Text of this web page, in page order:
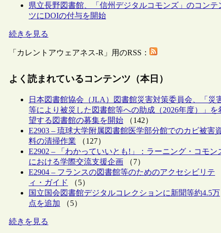
県立長野図書館、「信州デジタルコモンズ」のコンテ
ツにDOIの付与を開始
続きを見る
「カレントアウェアネス-R」用のRSS：
よく読まれているコンテンツ（本日）
日本図書館協会（JLA）図書館災害対策委員会、「災
等により被災した図書館等への助成（2026年度）」を
望する図書館の募集を開始 （142）
E2903 – 琉球大学附属図書館医学部分館でのカビ被害
料の清掃作業 （127）
E2902 – 「わかっていいとも!」：ラーニング・コモン
における学際交流支援企画 （7）
E2904 – フランスの図書館等のためのアクセシビリテ
ィ・ガイド
（5）
国立国会図書館デジタルコレクションに新聞等約4.5万
点を追加 （5）
続きを見る